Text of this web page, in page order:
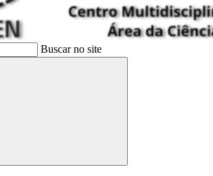
Buscar no site
Buscar